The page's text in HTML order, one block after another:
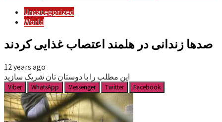
Uncategorized
World
صدها زندانی در هلمند اعتصاب غذایی کردند
12 years ago
این مطلب را با دوستان تان شریک سازید
Viber WhatsApp Messenger Twitter Facebook